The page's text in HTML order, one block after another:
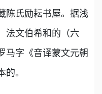
陈氏励耘书屋。据浅
法文伯希和的（六
马字《音译蒙文元朝
。